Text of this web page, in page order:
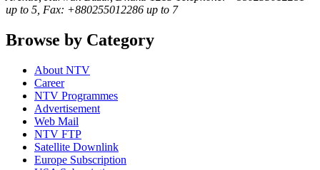
up to 5, Fax: +880255012286 up to 7
Browse by Category
About NTV
Career
NTV Programmes
Advertisement
Web Mail
NTV FTP
Satellite Downlink
Europe Subscription